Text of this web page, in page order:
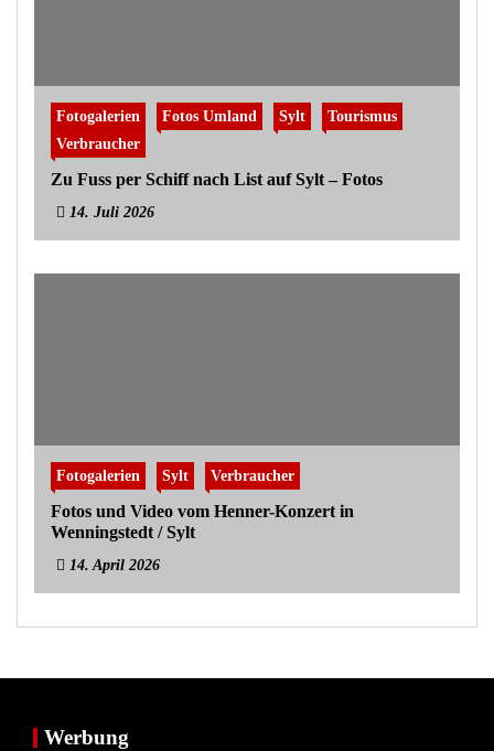
Fotogalerien Fotos Umland Sylt
Tourismus
Verbraucher
Zu Fuss per Schiff nach List auf Sylt – Fotos
14. Juli 2026
Fotogalerien Sylt Verbraucher
Fotos und Video vom Henner-Konzert in
Wenningstedt / Sylt
14. April 2026
Werbung